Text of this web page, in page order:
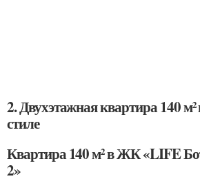
2. Двухэтажная квартира 140
стиле
Квартира 140 м² в ЖК «LIFE
2»